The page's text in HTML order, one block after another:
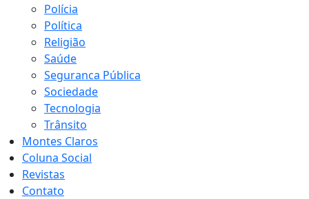
Polícia
Política
Religião
Saúde
Seguranca Pública
Sociedade
Tecnologia
Trânsito
Montes Claros
Coluna Social
Revistas
Contato